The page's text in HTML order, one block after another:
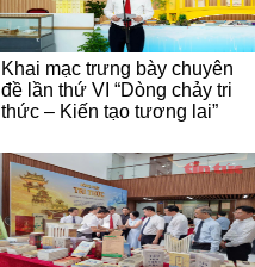
Khai mạc trưng bày chuyên
đề lần thứ VI “Dòng chảy tri
thức – Kiến tạo tương lai”